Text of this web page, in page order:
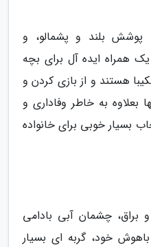
پوشش بلند و پشمالو، و
همراه ایده آل برای بچه
هستند و از بازی کردن و
به خاطر وفاداری و
بسیار خوبی برای خانواده
براق، چشمان آبی بادامی
خود، گربه ای بسیار